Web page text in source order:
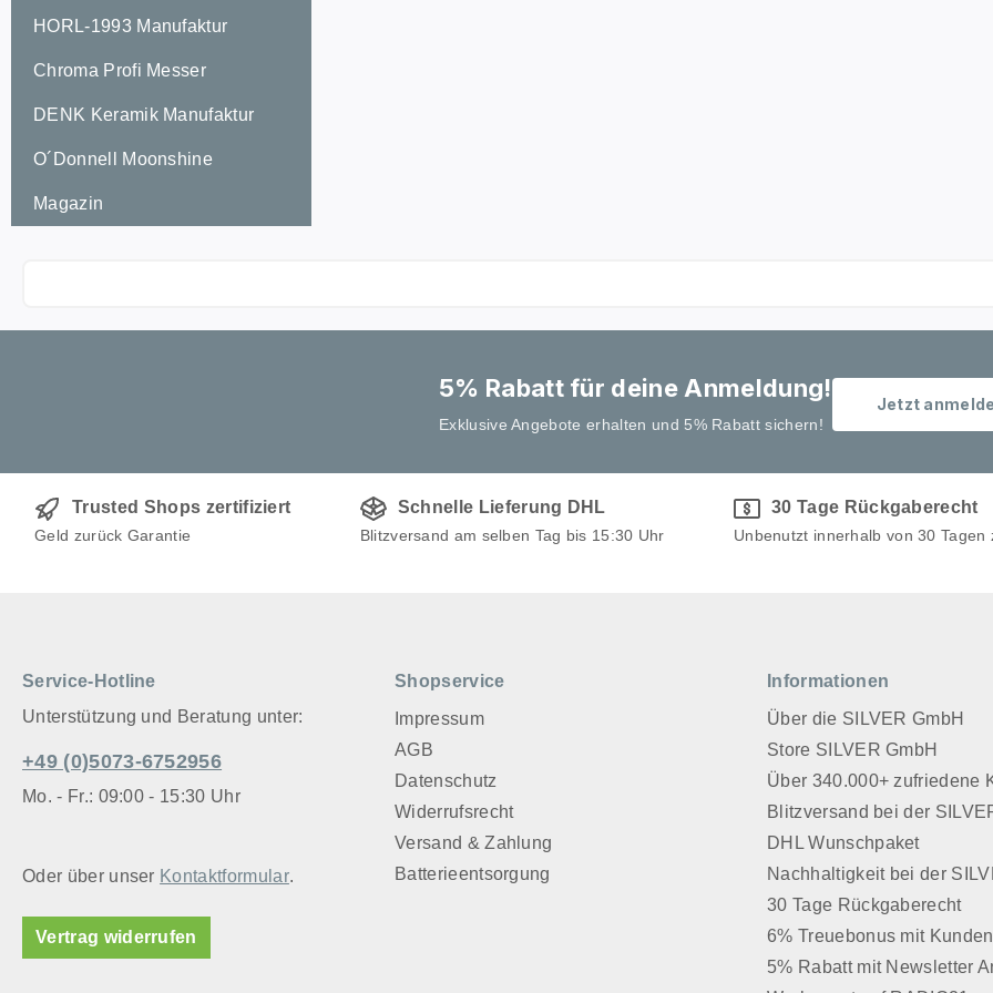
HORL-1993 Manufaktur
Chroma Profi Messer
DENK Keramik Manufaktur
O´Donnell Moonshine
Magazin
5% Rabatt für deine Anmeldung!
Exklusive Angebote erhalten und 5% Rabatt sichern!
Jetzt
Trusted Shops zertifiziert
Geld zurück Garantie
Schnelle Lieferung DHL
Blitzversand am selben Tag bis 15:30 Uhr
30 Tage Rückgaberecht
Unbenutzt innerhalb von 30 Tagen
Service-Hotline
Unterstützung und Beratung unter:
+49 (0)5073-6752956
Mo. - Fr.: 09:00 - 15:30 Uhr
Oder über unser Kontaktformular.
Vertrag widerrufen
Shopservice
Impressum
AGB
Datenschutz
Widerrufsrecht
Versand & Zahlung
Batterieentsorgung
Informationen
Über die SILVER GmbH
Store SILVER GmbH
Über 340.000+ zufriedene
Blitzversand bei der
DHL Wunschpaket
Nachhaltigkeit bei der
30 Tage Rückgaberecht
6% Treuebonus mit
5% Rabatt mit Newsletter